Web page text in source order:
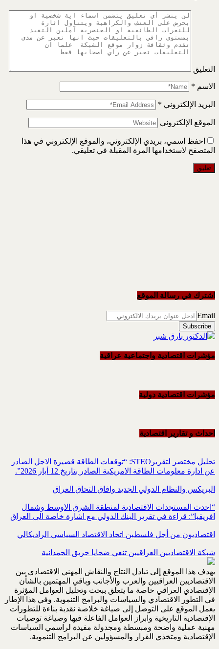
التعليق
الاسم *
البريد الإلكتروني *
الموقع الإلكتروني
احفظ اسمي، بريدي الإلكتروني، والموقع الإلكتروني في هذا
المتصفح لاستخدامها المرة المقبلة في تعليقي.
اشترك في رسالة الموقع
Email
مؤشرات اقتصادية واجتماعية عراقية
مؤشرات اقتصادية دولية
احداث و تقاریر اقتصادیة
تحليل مختصر لتقريرSTEO‏: “توقعات الطاقة قصيرة الاجل الصادر
عن ادارة معلومات الطاقة الامريكية ‏الصادر بتاريخ 12 أيار 2026”.‏
البريكس والنظام الدولي الجديد وافاق التحاق العراق
“احدث المستجدات الاقتصادية لمنطقة الشرق الاوسط وشمال
افريقيا”: قراءة في تقرير البنك الدولي مع اشارة خاصة الى العراق
اقتصاديون من أجل فلسطين اتحاد الاقتصاد السياسي الراديكالي
شبكة الاقتصاديين العراقيين تنعي ضحايا حريق الحمدانية
يهدف هذا الموقع إلى تبادل النتاج والنقاش المهني الاقتصادي بين
الاقتصاديين العراقيين والعرب والأجانب وباقي المهتمين بالشأن
الإقتصادي العراقي خاصة ما يتعلق ببحث وتحليل العوامل المؤثرة
في التطور الاقتصادي والسياسات والبرامج التنموية. وفي هذا الإطار
يعمل الموقع على التوصل إلى صياغة خلاصة نقدية بناءة للتطورات
الإقتصادية التاريخية وابراز العوامل الفاعلة فيها وصياغة توصيات
مهنية عملية واضحة ومبسطة ومجدولة مفيدة لراسمي السياسات
الإقتصادية ومتخذي القرار والمسؤولين عن البرامج التنموية.